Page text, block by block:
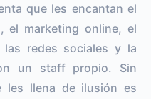
que les encantan el
el marketing online, el
redes sociales y la
un staff propio. Sin
les llena de ilusión es